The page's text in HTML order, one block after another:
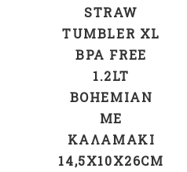
STRAW
TUMBLER XL
BPA FREE
1.2LT
BOHEMIAN
ΜΕ
ΚΑΛΑΜΆΚΙ
14,5X10X26CM